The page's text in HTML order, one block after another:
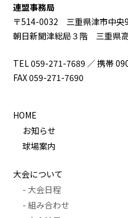
連盟事務局
〒514-0032 三重県津市中央
朝日新聞津総局３階 三重県
TEL 059-271-7689 ／ 携帯
FAX 059-271-7690
HOME
お知らせ
球場案内
大会について
- 大会日程
- 組み合わせ